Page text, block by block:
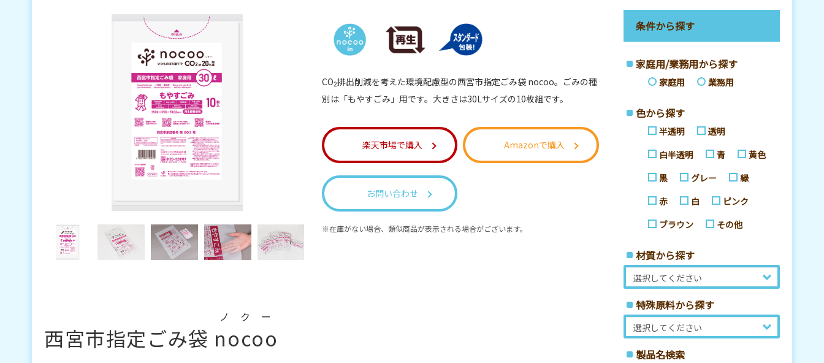
CO2排出削減を考えた環境配慮型の西宮市指定ごみ袋 nocoo。ごみの種
別は「もやすごみ」用です。大きさは30Lサイズの10枚組です。
楽天市場で購入 Amazonで購入
お問い合わせ
在庫がない場合、類似商品が表示される場合がございます。
西宮市指定ごみ袋 nocoo
ノクー
条件から探す
家庭用/業務用から探す
家庭用 業務用
色から探す
半透明
透明
白半透明
青
黄色
黒
グレー
緑
赤
白
ピンク
ブラウン
その他
材質から探す
特殊原料から探す
製品名検索